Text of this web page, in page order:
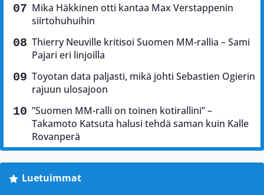
Mika Häkkinen otti kantaa Max Verstappenin
siirtohuhuihin
Thierry Neuville kritisoi Suomen MM-rallia – Sami
Pajari eri linjoilla
Toyotan data paljasti, mikä johti Sebastien Ogierin
rajuun ulosajoon
”Suomen MM-ralli on toinen kotirallini” –
Takamoto Katsuta halusi tehdä saman kuin Kalle
Rovanperä
Luetuimmat